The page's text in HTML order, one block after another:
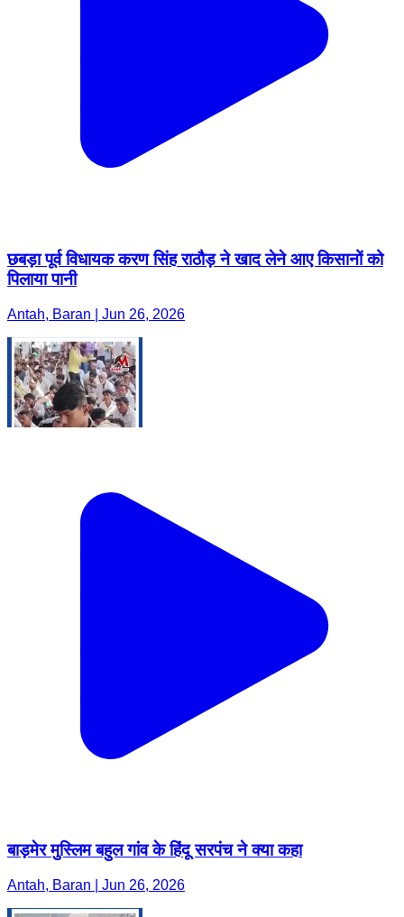
छबड़ा पूर्व विधायक करण सिंह राठौड़ ने खाद लेने आए किसानों को
पिलाया पानी
Antah, Baran | Jun 26, 2026
बाड़मेर मुस्लिम बहुल गांव के हिंदू सरपंच ने क्या कहा
Antah, Baran | Jun 26, 2026